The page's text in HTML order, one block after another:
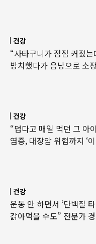
건강
“사타구니가 점점 커졌
방치했다가 음낭으로 소
건강
“덥다고 매일 먹던 그 아
염증, 대장암 위험까지 ‘
건강
운동 안 하면서 ‘단백질
갉아먹을 수도” 전문가